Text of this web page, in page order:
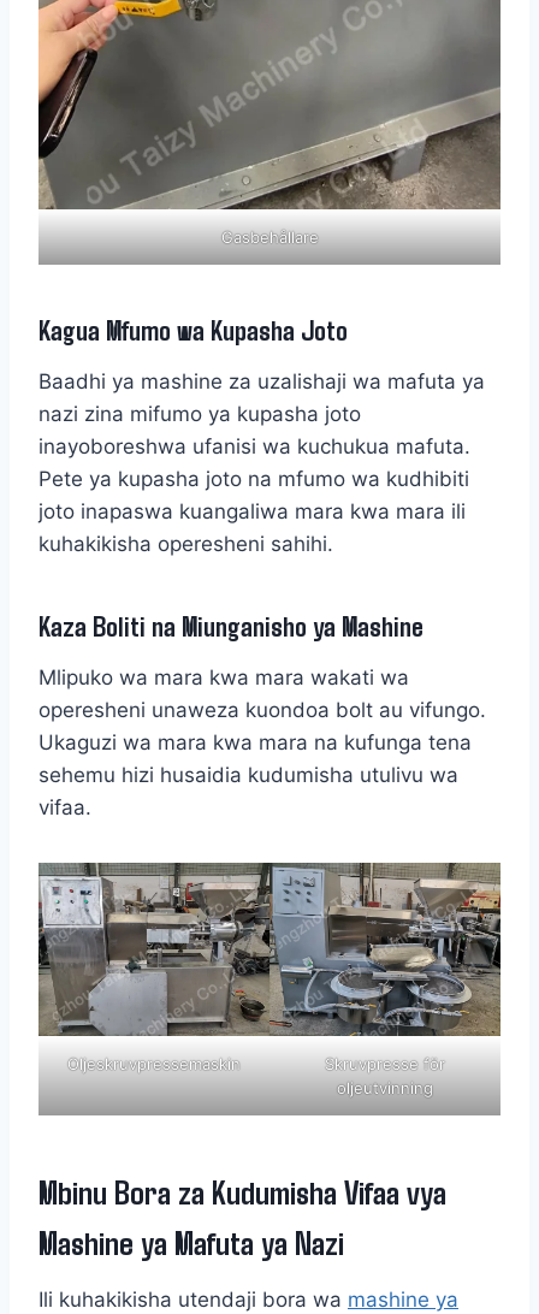
Gasbehållare
Kagua Mfumo wa Kupasha Joto
Baadhi ya mashine za uzalishaji wa mafuta ya
nazi zina mifumo ya kupasha joto
inayoboreshwa ufanisi wa kuchukua mafuta.
Pete ya kupasha joto na mfumo wa kudhibiti
joto inapaswa kuangaliwa mara kwa mara ili
kuhakikisha operesheni sahihi.
Kaza Boliti na Miunganisho ya Mashine
Mlipuko wa mara kwa mara wakati wa
operesheni unaweza kuondoa bolt au vifungo.
Ukaguzi wa mara kwa mara na kufunga tena
sehemu hizi husaidia kudumisha utulivu wa
vifaa.
Oljeskruvpressemaskin
Skruvpresse för
oljeutvinning
Mbinu Bora za Kudumisha Vifaa vya
Mashine ya Mafuta ya Nazi
Ili kuhakikisha utendaji bora wa mashine ya